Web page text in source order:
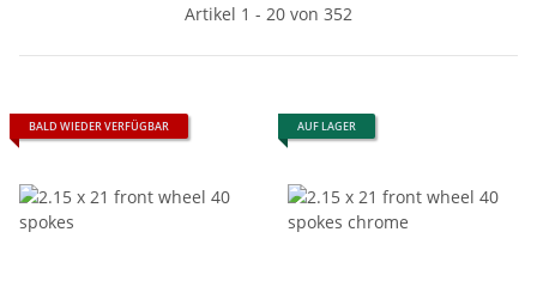
Artikel 1 - 20 von 352
BALD WIEDER VERFÜGBAR AUF LAGER